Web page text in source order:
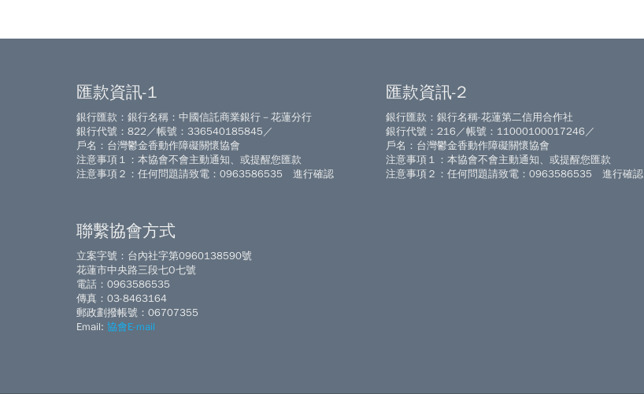
匯款資訊-1
銀行匯款：銀行名稱：中國信託商業銀行－花蓮分行
銀行代號：822／帳號：336540185845／
戶名：台灣鬱金香動作障礙關懷協會
注意事項１：本協會不會主動通知、或提醒您匯款
注意事項２：任何問題請致電：0963586535 進行確認
聯繫協會方式
立案字號：台內社字第0960138590號
花蓮市中央路三段七O七號
電話：0963586535
傳真：03-8463164
郵政劃撥帳號：06707355
Email: 協會E-mail
匯款資訊-2
銀行匯款：銀行名稱-花蓮第二信用合作社
銀行代號：216／帳號：11000100017246／
戶名：台灣鬱金香動作障礙關懷協會
注意事項１：本協會不會主動通知、或提醒您匯款
注意事項２：任何問題請致電：0963586535 進行確認